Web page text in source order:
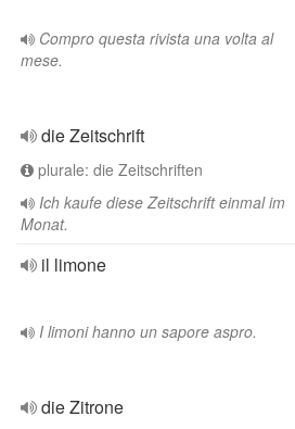
Compro questa rivista una volta al
mese.
die Zeitschrift
plurale: die Zeitschriften
Ich kaufe diese Zeitschrift einmal im
Monat.
il limone
I limoni hanno un sapore aspro.
die Zitrone